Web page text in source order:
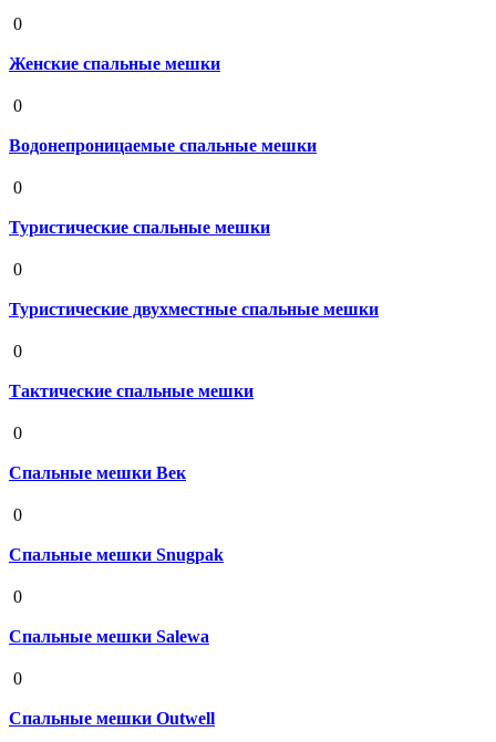
0
Женские спальные мешки
0
Водонепроницаемые спальные мешки
0
Туристические спальные мешки
0
Туристические двухместные спальные мешки
0
Тактические спальные мешки
0
Спальные мешки Век
0
Спальные мешки Snugpak
0
Спальные мешки Salewa
0
Спальные мешки Outwell